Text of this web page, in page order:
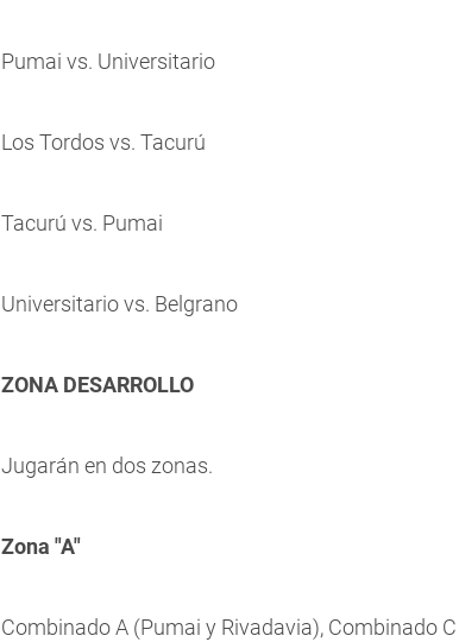
Pumai vs. Universitario
Los Tordos vs. Tacurú
Tacurú vs. Pumai
Universitario vs. Belgrano
ZONA DESARROLLO
Jugarán en dos zonas.
Zona "A"
Combinado A (Pumai y Rivadavia), Combinado